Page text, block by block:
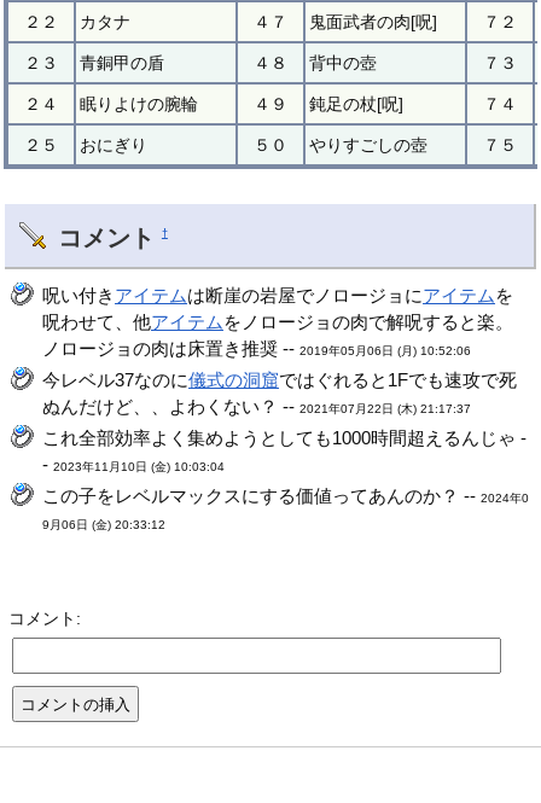
２２ カタナ ４７ 鬼面武者の肉[呪] ７２
２３ 青銅甲の盾 ４８ 背中の壺 ７３
２４ 眠りよけの腕輪 ４９ 鈍足の杖[呪] ７４
２５ おにぎり ５０ やりすごしの壺 ７５
コメント †
呪い付き アイテムは断崖の岩屋でノロージョにアイテム を
呪わせて、他アイテム をノロージョの肉で解呪すると楽。
ノロージョの肉は床置き推奨 --2019年05月06日 (月) 10:52:06
今レベル37なのに儀式の洞窟ではぐれると1Fでも速攻で死
ぬんだけど、、よわくない？ --2021年07月22日 (木) 21:17:37
これ全部効率よく集めようとしても1000時間超えるんじゃ -
-2023年11月10日 (金) 10:03:04
この子をレベルマックスにする価値ってあんのか？ --2024年0
9月06日 (金) 20:33:12
コメント: